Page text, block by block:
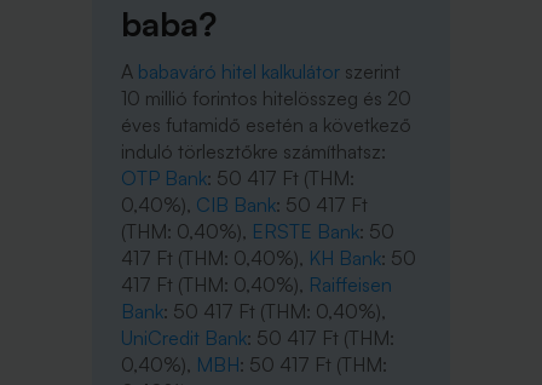
baba?
A babaváró hitel kalkulátor szerint
10 millió forintos hitelösszeg és 20
éves futamidő esetén a következő
induló törlesztőkre számíthatsz:
OTP Bank: 50 417 Ft (THM:
0,40%), CIB Bank: 50 417 Ft
(THM: 0,40%), ERSTE Bank: 50
417 Ft (THM: 0,40%), KH Bank: 50
417 Ft (THM: 0,40%), Raiffeisen
Bank: 50 417 Ft (THM: 0,40%),
UniCredit Bank: 50 417 Ft (THM:
0,40%), MBH: 50 417 Ft (THM: